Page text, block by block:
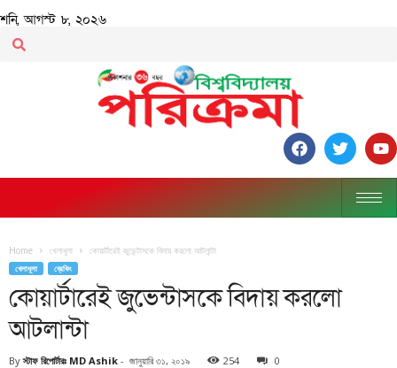
শনি, আগস্ট ৮, ২০২৬
Home খেলাধূলা কোয়ার্টারেই জুভেন্টাসকে বিদায় করলো আটলান্টা
খেলাধূলা ব্রেকিং
কোয়ার্টারেই জুভেন্টাসকে বিদায় করলো
আটলান্টা
By স্টাফ রিপোর্টারঃ MD Ashik - জানুয়ারি ৩১, ২০১৯ 254 0